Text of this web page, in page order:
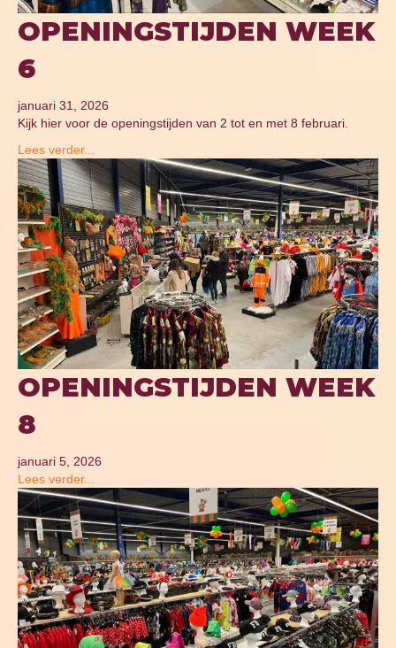
OPENINGSTIJDEN WEEK
6
januari 31, 2026
Kijk hier voor de openingstijden van 2 tot en met 8 februari.
Lees verder...
OPENINGSTIJDEN WEEK
8
januari 5, 2026
Lees verder...